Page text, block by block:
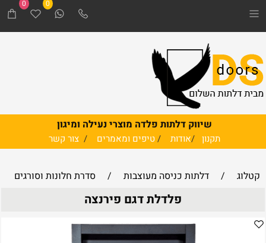
שיווק דלתות פלדה מוצרי נעילה ומיגון
תקנון /אודות /טיפים ומאמרים /צור קשר
0 0
קטלוג / דלתות כניסה מעוצבות / סדרת חלונות וסורגים
פלדלת דגם פירנצה